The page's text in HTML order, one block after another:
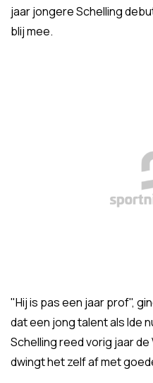
jaar jongere Schelling
blij mee.
"Hij is pas een jaar prof",
dat een jong talent als Ide
Schelling reed vorig jaar
dwingt het zelf af met